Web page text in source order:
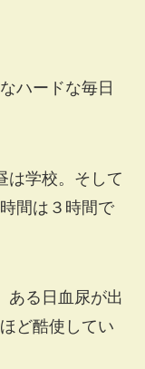
ハードな毎日
は学校。そして
間は３時間で
ある日血尿が出
ど酷使してい